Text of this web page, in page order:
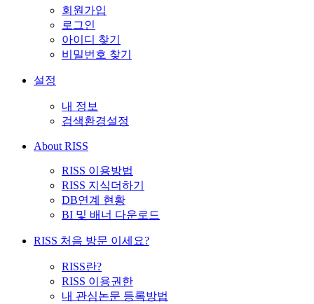
회원가입
로그인
아이디 찾기
비밀번호 찾기
설정
내 정보
검색환경설정
About RISS
RISS 이용방법
RISS 지식더하기
DB연계 현황
BI 및 배너 다운로드
RISS 처음 방문 이세요?
RISS란?
RISS 이용권한
내 관심논문 등록방법